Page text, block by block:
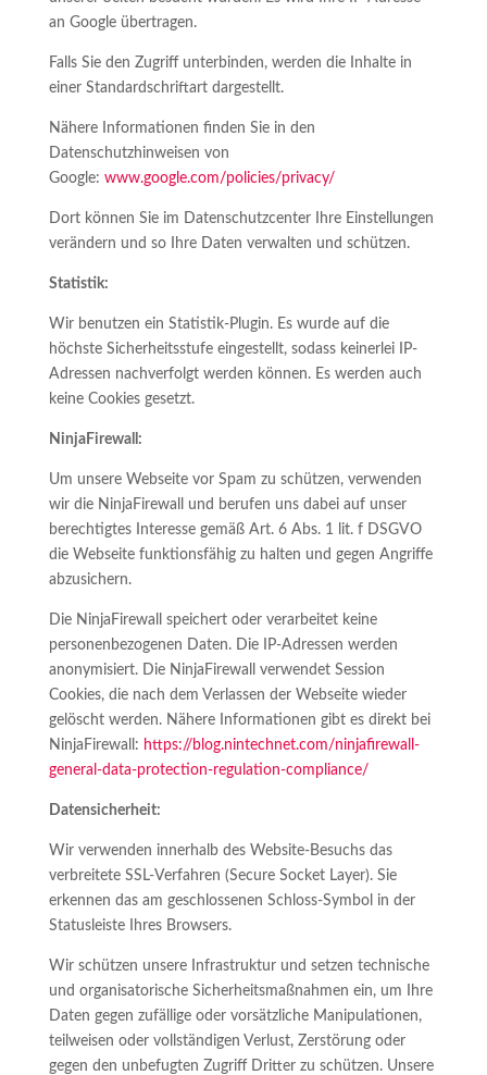
an Google übertragen.
Falls Sie den Zugriff unterbinden, werden die Inhalte in
einer Standardschriftart dargestellt.
Nähere Informationen finden Sie in den
Datenschutzhinweisen von
Google: www.google.com/policies/privacy/
Dort können Sie im Datenschutzcenter Ihre Einstellungen
verändern und so Ihre Daten verwalten und schützen.
Statistik:
Wir benutzen ein Statistik-Plugin. Es wurde auf die
höchste Sicherheitsstufe eingestellt, sodass keinerlei IP-
Adressen nachverfolgt werden können. Es werden auch
keine Cookies gesetzt.
NinjaFirewall:
Um unsere Webseite vor Spam zu schützen, verwenden
wir die NinjaFirewall und berufen uns dabei auf unser
berechtigtes Interesse gemäß Art. 6 Abs. 1 lit. f DSGVO
die Webseite funktionsfähig zu halten und gegen Angriffe
abzusichern.
Die NinjaFirewall speichert oder verarbeitet keine
personenbezogenen Daten. Die IP-Adressen werden
anonymisiert. Die NinjaFirewall verwendet Session
Cookies, die nach dem Verlassen der Webseite wieder
gelöscht werden. Nähere Informationen gibt es direkt bei
NinjaFirewall: https://blog.nintechnet.com/ninjafirewall-
general-data-protection-regulation-compliance/
Datensicherheit:
Wir verwenden innerhalb des Website-Besuchs das
verbreitete SSL-Verfahren (Secure Socket Layer). Sie
erkennen das am geschlossenen Schloss-Symbol in der
Statusleiste Ihres Browsers.
Wir schützen unsere Infrastruktur und setzen technische
und organisatorische Sicherheitsmaßnahmen ein, um Ihre
Daten gegen zufällige oder vorsätzliche Manipulationen,
teilweisen oder vollständigen Verlust, Zerstörung oder
gegen den unbefugten Zugriff Dritter zu schützen. Unsere